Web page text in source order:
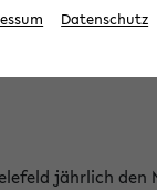
jährlich
Datenschutz